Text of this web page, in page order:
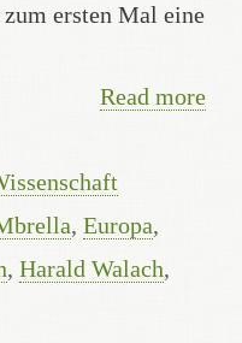
ersten Mal eine
Read more
, Europa,
, Harald Walach,